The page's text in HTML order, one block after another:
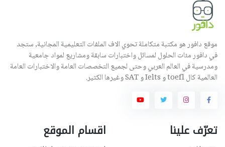
موقع دافور هو مكتبة متكاملة تحوي الاف الملفات التعليمية المجانية, ستجد
في دافور مئات الحلول لمسائل واختبارات سابقة ومشاريع لمواد جامعية
ومدرسية في العالم العربي وحتى لجميع التخصصات العامة والاختبارات العامة
العالمية كال toefl و Ielts و SAT وغيرها الكثير.
تعرّف علينا اقسام الموقع